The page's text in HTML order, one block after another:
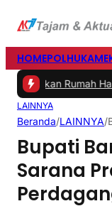
HOMEPOLHUKAM
Rumah Hasil
LAINNYA
Beranda/LAINNYA/
Bupati
Sarana